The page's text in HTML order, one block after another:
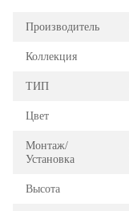
Производитель
Коллекция
ТИП
Цвет
Монтаж/
Установка
Высота